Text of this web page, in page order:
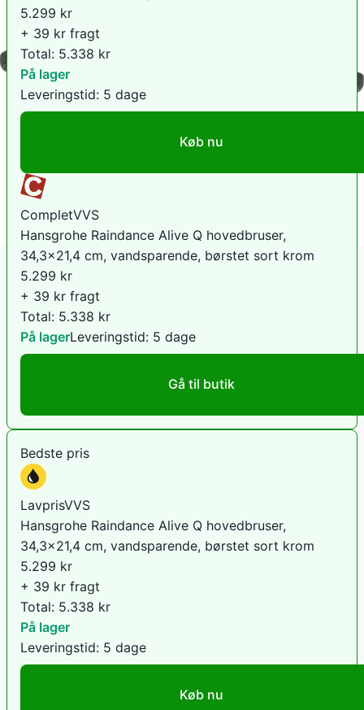
5.299 kr
+ 39 kr fragt
Total: 5.338 kr
På lager
Leveringstid: 5 dage
Køb nu
CompletVVS
Hansgrohe Raindance Alive Q hovedbruser,
34,3x21,4 cm, vandsparende, børstet sort krom
5.299 kr
+ 39 kr fragt
Total: 5.338 kr
På lagerLeveringstid: 5 dage
Gå til butik
Bedste pris
LavprisVVS
Hansgrohe Raindance Alive Q hovedbruser,
34,3x21,4 cm, vandsparende, børstet sort krom
5.299 kr
+ 39 kr fragt
Total: 5.338 kr
På lager
Leveringstid: 5 dage
Køb nu